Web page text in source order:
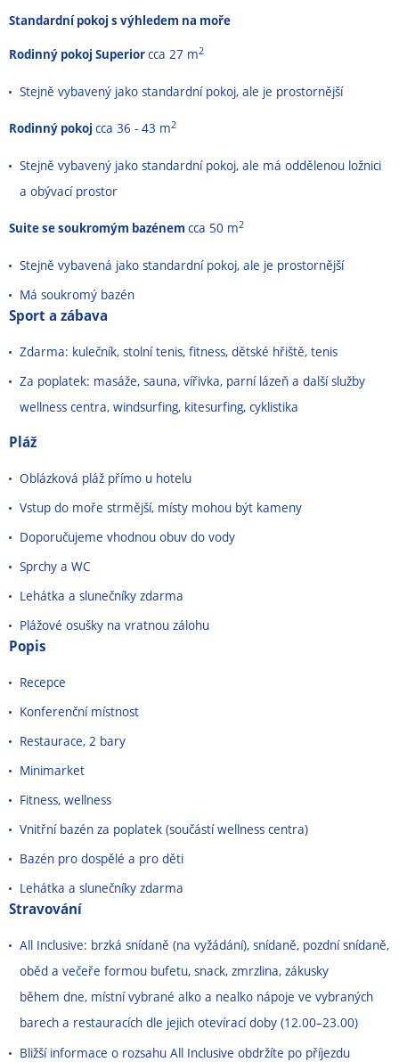
Standardní pokoj s výhledem na moře
Rodinný pokoj Superiorcca 27 m2
Stejně vybavený jako standardní pokoj, ale je prostornější
Rodinný pokoj cca 36 - 43 m2
Stejně vybavený jako standardní pokoj, ale má oddělenou ložnici
a obývací prostor
Suite se soukromým bazénem cca 50 m2
Stejně vybavená jako standardní pokoj, ale je prostornější
Má soukromý bazén
Sport a zábava
Zdarma: kulečník, stolní tenis, fitness, dětské hřiště, tenis
Za poplatek: masáže, sauna, vířivka, parní lázeň a další služby
wellness centra, windsurfing, kitesurfing, cyklistika
Pláž
Oblázková pláž přímo u hotelu
Vstup do moře strmější, místy mohou být kameny
Doporučujeme vhodnou obuv do vody
Sprchy a WC
Lehátka a slunečníky zdarma
Plážové osušky na vratnou zálohu
Popis
Recepce
Konferenční místnost
Restaurace, 2 bary
Minimarket
Fitness, wellness
Vnitřní bazén za poplatek (součástí wellness centra)
Bazén pro dospělé a pro děti
Lehátka a slunečníky zdarma
Stravování
All Inclusive: brzká snídaně (na vyžádání), snídaně, pozdní snídaně,
oběd a večeře formou bufetu, snack, zmrzlina, zákusky
během dne, místní vybrané alko a nealko nápoje ve vybraných
barech a restauracích dle jejich otevírací doby (12.00–23.00)
Bližší informace o rozsahu All Inclusive obdržíte po příjezdu